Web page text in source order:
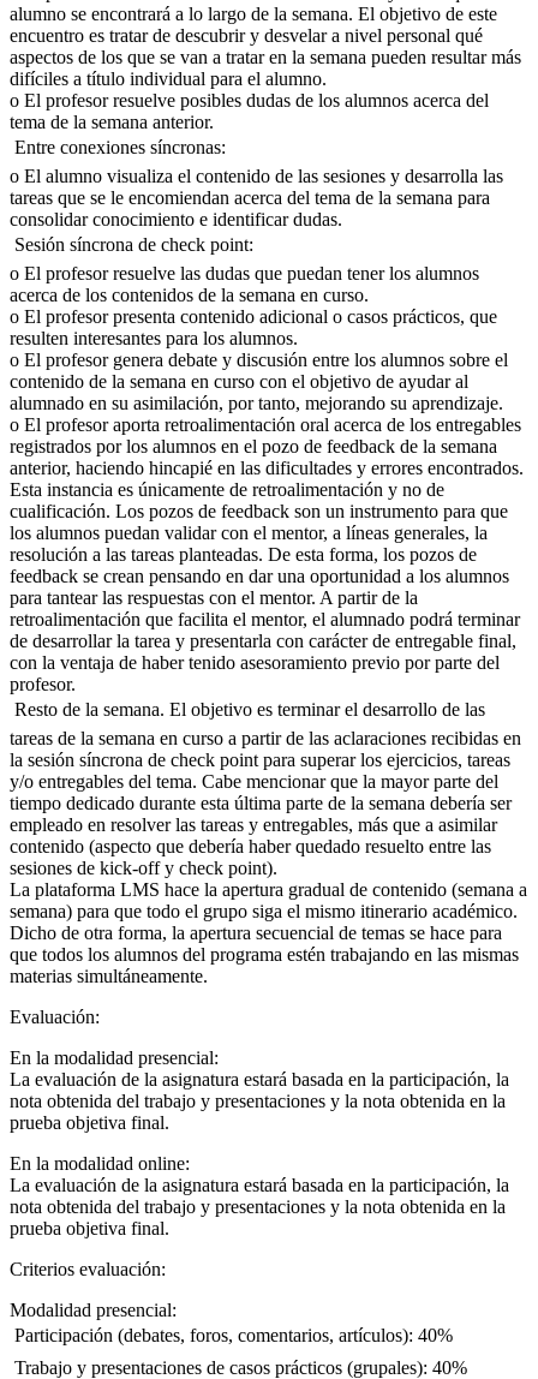
alumno se encontrará a lo largo de la semana. El objetivo de este
encuentro es tratar de descubrir y desvelar a nivel personal qué
aspectos de los que se van a tratar en la semana pueden resultar más
difíciles a título individual para el alumno.
o El profesor resuelve posibles dudas de los alumnos acerca del
tema de la semana anterior.
 Entre conexiones síncronas:
o El alumno visualiza el contenido de las sesiones y desarrolla las
tareas que se le encomiendan acerca del tema de la semana para
consolidar conocimiento e identificar dudas.
 Sesión síncrona de check point:
o El profesor resuelve las dudas que puedan tener los alumnos
acerca de los contenidos de la semana en curso.
o El profesor presenta contenido adicional o casos prácticos, que
resulten interesantes para los alumnos.
o El profesor genera debate y discusión entre los alumnos sobre el
contenido de la semana en curso con el objetivo de ayudar al
alumnado en su asimilación, por tanto, mejorando su aprendizaje.
o El profesor aporta retroalimentación oral acerca de los entregables
registrados por los alumnos en el pozo de feedback de la semana
anterior, haciendo hincapié en las dificultades y errores encontrados.
Esta instancia es únicamente de retroalimentación y no de
cualificación. Los pozos de feedback son un instrumento para que
los alumnos puedan validar con el mentor, a líneas generales, la
resolución a las tareas planteadas. De esta forma, los pozos de
feedback se crean pensando en dar una oportunidad a los alumnos
para tantear las respuestas con el mentor. A partir de la
retroalimentación que facilita el mentor, el alumnado podrá terminar
de desarrollar la tarea y presentarla con carácter de entregable final,
con la ventaja de haber tenido asesoramiento previo por parte del
profesor.
 Resto de la semana. El objetivo es terminar el desarrollo de las
tareas de la semana en curso a partir de las aclaraciones recibidas en
la sesión síncrona de check point para superar los ejercicios, tareas
y/o entregables del tema. Cabe mencionar que la mayor parte del
tiempo dedicado durante esta última parte de la semana debería ser
empleado en resolver las tareas y entregables, más que a asimilar
contenido (aspecto que debería haber quedado resuelto entre las
sesiones de kick-off y check point).
La plataforma LMS hace la apertura gradual de contenido (semana a
semana) para que todo el grupo siga el mismo itinerario académico.
Dicho de otra forma, la apertura secuencial de temas se hace para
que todos los alumnos del programa estén trabajando en las mismas
materias simultáneamente.
Evaluación:
En la modalidad presencial:
La evaluación de la asignatura estará basada en la participación, la
nota obtenida del trabajo y presentaciones y la nota obtenida en la
prueba objetiva final.
En la modalidad online:
La evaluación de la asignatura estará basada en la participación, la
nota obtenida del trabajo y presentaciones y la nota obtenida en la
prueba objetiva final.
Criterios evaluación:
Modalidad presencial:
 Participación (debates, foros, comentarios, artículos): 40%
 Trabajo y presentaciones de casos prácticos (grupales): 40%